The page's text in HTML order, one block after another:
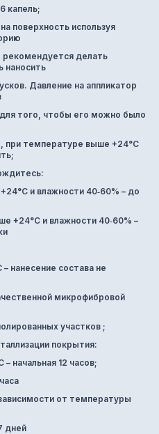
капель;
поверхность используя
рекомендуется делать
наносить
Давление на аппликатор
того, чтобы его можно было
при температуре выше +24°C
и влажности 40‐60% – до
+24°C и влажности 40‐60% –
нанесение состава не
микрофибровой
участков ;
покрытия:
начальная 12 часов;
от температуры
дней